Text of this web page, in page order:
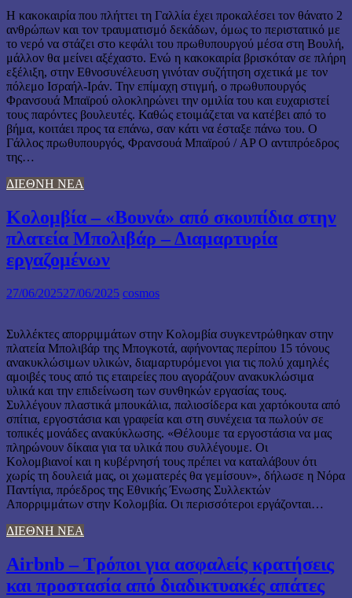
Η κακοκαιρία που πλήττει τη Γαλλία έχει προκαλέσει τον θάνατο 2
ανθρώπων και τον τραυματισμό δεκάδων, όμως το περιστατικό με
το νερό να στάζει στο κεφάλι του πρωθυπουργού μέσα στη Βουλή,
μάλλον θα μείνει αξέχαστο. Ενώ η κακοκαιρία βρισκόταν σε πλήρη
εξέλιξη, στην Εθνοσυνέλευση γινόταν συζήτηση σχετικά με τον
πόλεμο Ισραήλ-Ιράν. Την επίμαχη στιγμή, ο πρωθυπουργός
Φρανσουά Μπαϊρού ολοκληρώνει την ομιλία του και ευχαριστεί
τους παρόντες βουλευτές. Καθώς ετοιμάζεται να κατέβει από το
βήμα, κοιτάει προς τα επάνω, σαν κάτι να έσταξε πάνω του. Ο
Γάλλος πρωθυπουργός, Φρανσουά Μπαϊρού / AP Ο αντιπρόεδρος
της…
ΔΙΕΘΝΗ ΝΕΑ
Κολομβία – «Βουνά» από σκουπίδια στην
πλατεία Μπολιβάρ – Διαμαρτυρία
εργαζομένων
27/06/202527/06/2025 cosmos
Συλλέκτες απορριμμάτων στην Κολομβία συγκεντρώθηκαν στην
πλατεία Μπολιβάρ της Μπογκοτά, αφήνοντας περίπου 15 τόνους
ανακυκλώσιμων υλικών, διαμαρτυρόμενοι για τις πολύ χαμηλές
αμοιβές τους από τις εταιρείες που αγοράζουν ανακυκλώσιμα
υλικά και την επιδείνωση των συνθηκών εργασίας τους.
Συλλέγουν πλαστικά μπουκάλια, παλιοσίδερα και χαρτόκουτα από
σπίτια, εργοστάσια και γραφεία και στη συνέχεια τα πωλούν σε
τοπικές μονάδες ανακύκλωσης. «Θέλουμε τα εργοστάσια να μας
πληρώνουν δίκαια για τα υλικά που συλλέγουμε. Οι
Κολομβιανοί και η κυβέρνησή τους πρέπει να καταλάβουν ότι
χωρίς τη δουλειά μας, οι χωματερές θα γεμίσουν», δήλωσε η Νόρα
Παντίγια, πρόεδρος της Εθνικής Ένωσης Συλλεκτών
Απορριμμάτων στην Κολομβία. Οι περισσότεροι εργάζονται…
ΔΙΕΘΝΗ ΝΕΑ
Airbnb – Tρόποι για ασφαλείς κρατήσεις
και προστασία από διαδικτυακές απάτες